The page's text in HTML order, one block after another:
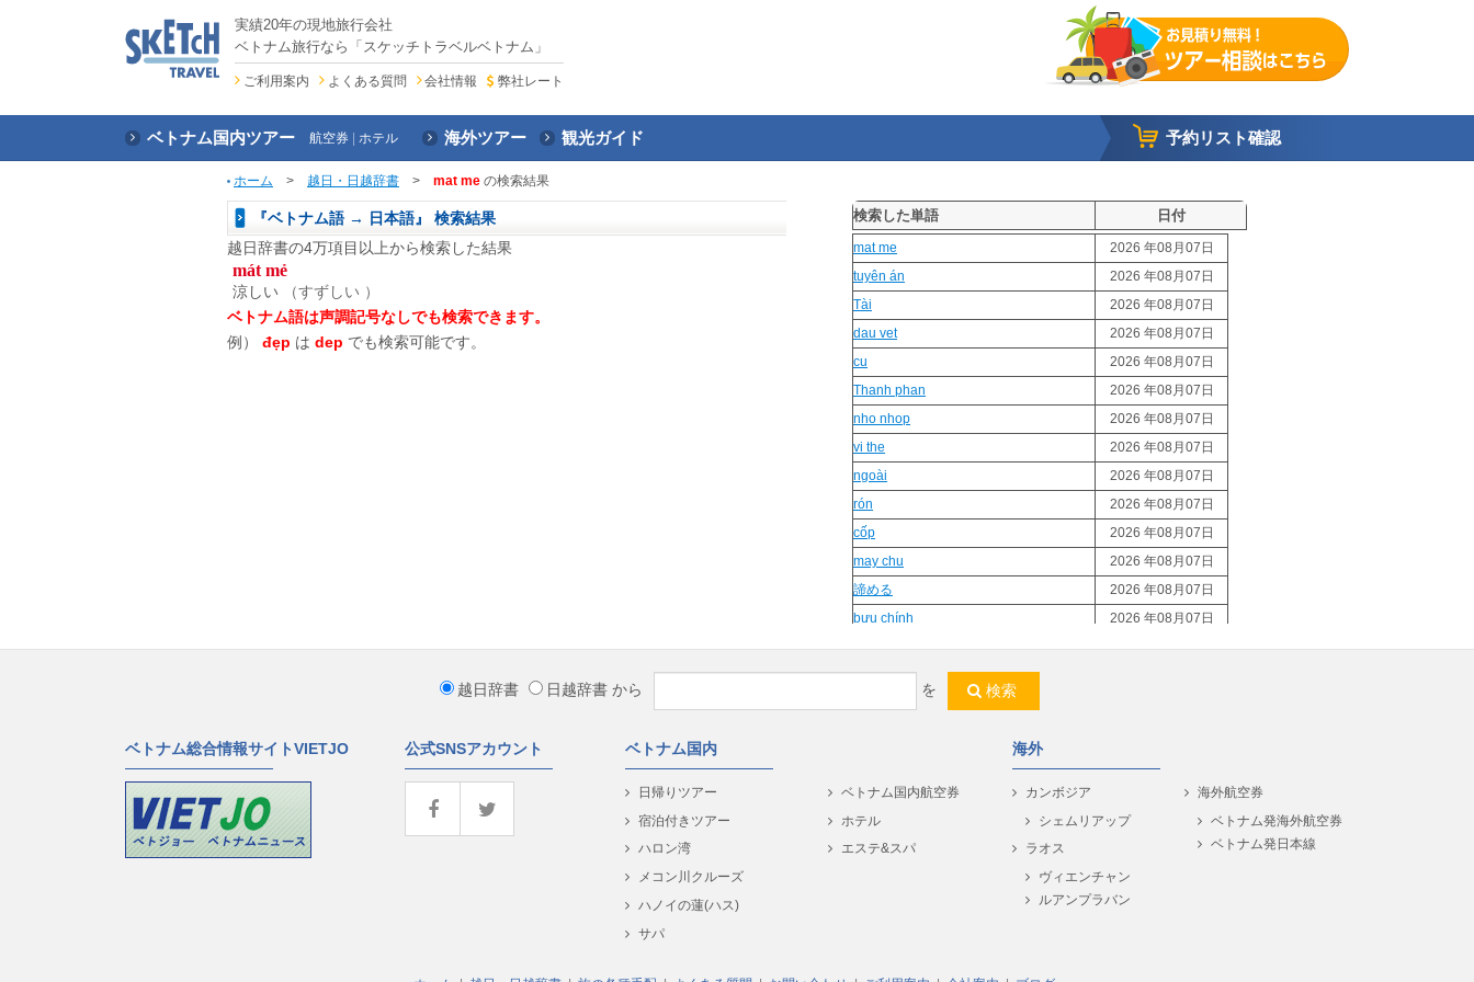
実績20年の現地旅行会社
ベトナム旅行なら「スケッチトラベルベトナム」
ご利用案内 よくある質問 会社情報 弊社レート
ベトナム国内ツアー 航空券 ホテル 海外ツアー 観光ガイド 予約リスト確認
ホーム > 越日・日越辞書 > mat me の検索結果
『ベトナム語 → 日本語』 検索結果
越日辞書の4万項目以上から検索した結果
mát mẻ
涼しい （すずしい ）
ベトナム語は声調記号なしでも検索できます。
例）
đẹp は dep でも検索可能です。
検索した単語 日付
mat me
2026 年08月07日
tuyên án
2026 年08月07日
Tài
2026 年08月07日
dau vet
2026 年08月07日
cu
2026 年08月07日
Thanh phan
2026 年08月07日
nho nhop
2026 年08月07日
vi the
2026 年08月07日
ngoài
2026 年08月07日
rón
2026 年08月07日
cốp
2026 年08月07日
may chu
2026 年08月07日
諦める
2026 年08月07日
bưu chính
2026 年08月07日
phat kien
2026 年08月07日
cuc hinh
xuat vien
2026 年08月07日
真実
2026 年08月07日
Mot chieu
2026 年08月07日
2026 年08月07日
2026 年08月07日
越日辞書 日越辞書 から を 検索
ベトナム総合情報サイトVIETJO 公式SNSアカウント ベトナム国内
日帰りツアー
宿泊付きツアー
ハロン湾
メコン川クルーズ
ハノイの蓮(ハス)
サパ
ベトナム国内航空券
ホテル
エステ&スパ
海外
カンボジア
シェムリアップ
ラオス
ヴィエンチャン
ルアンプラバン
海外航空券
ベトナム発海外航空券
ベトナム発日本線